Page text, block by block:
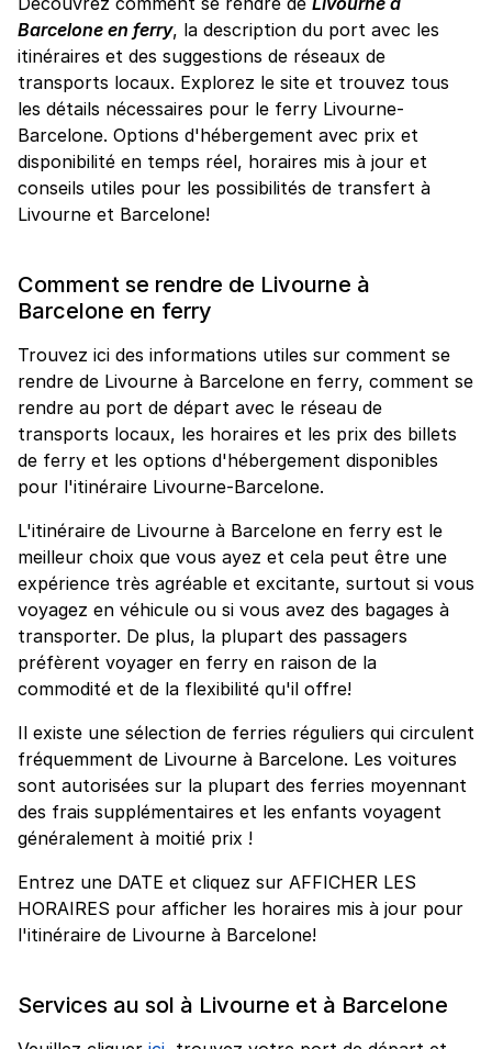
Barcelone en ferry, la description du port avec les
itinéraires et des suggestions de réseaux de
transports locaux. Explorez le site et trouvez tous
les détails nécessaires pour le ferry Livourne-
Barcelone. Options d'hébergement avec prix et
disponibilité en temps réel, horaires mis à jour et
conseils utiles pour les possibilités de transfert à
Livourne et Barcelone!
Comment se rendre de Livourne à
Barcelone en ferry
Trouvez ici des informations utiles sur comment se
rendre de Livourne à Barcelone en ferry, comment se
rendre au port de départ avec le réseau de
transports locaux, les horaires et les prix des billets
de ferry et les options d'hébergement disponibles
pour l'itinéraire Livourne-Barcelone.
L'itinéraire de Livourne à Barcelone en ferry est le
meilleur choix que vous ayez et cela peut être une
expérience très agréable et excitante, surtout si vous
voyagez en véhicule ou si vous avez des bagages à
transporter. De plus, la plupart des passagers
préfèrent voyager en ferry en raison de la
commodité et de la flexibilité qu'il offre!
Il existe une sélection de ferries réguliers qui circulent
fréquemment de Livourne à Barcelone. Les voitures
sont autorisées sur la plupart des ferries moyennant
des frais supplémentaires et les enfants voyagent
généralement à moitié prix !
Entrez une DATE et cliquez sur AFFICHER LES
HORAIRES pour afficher les horaires mis à jour pour
l'itinéraire de Livourne à Barcelone!
Services au sol à Livourne et à Barcelone